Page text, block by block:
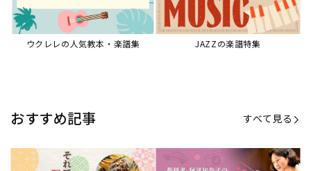
ウクレレの人気教本・楽譜集 JAZZの楽譜特集
おすすめ記事 すべて見る